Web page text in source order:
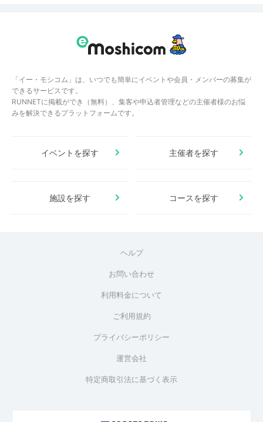
「イー・モシコム」は、いつでも簡単にイベントや会員・メンバーの募集が
できるサービスです。
RUNNETに掲載ができ（無料）、集客や申込者管理などの主催者様のお悩
みを解決できるプラットフォームです。
イベントを探す 主催者を探す
施設を探す コースを探す
ヘルプ
お問い合わせ
利用料金について
ご利用規約
プライバシーポリシー
運営会社
特定商取引法に基づく表示